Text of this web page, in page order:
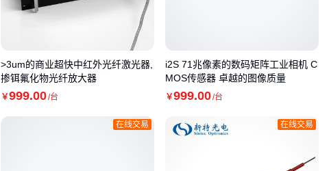
>3um的商业超快中红外光纤激光器,
掺铒氟化物光纤放大器
￥999.00/台
i2S 71兆像素的数码矩阵工业相机 C
MOS传感器 卓越的图像质量
￥999.00/台
在线交易 在线交易